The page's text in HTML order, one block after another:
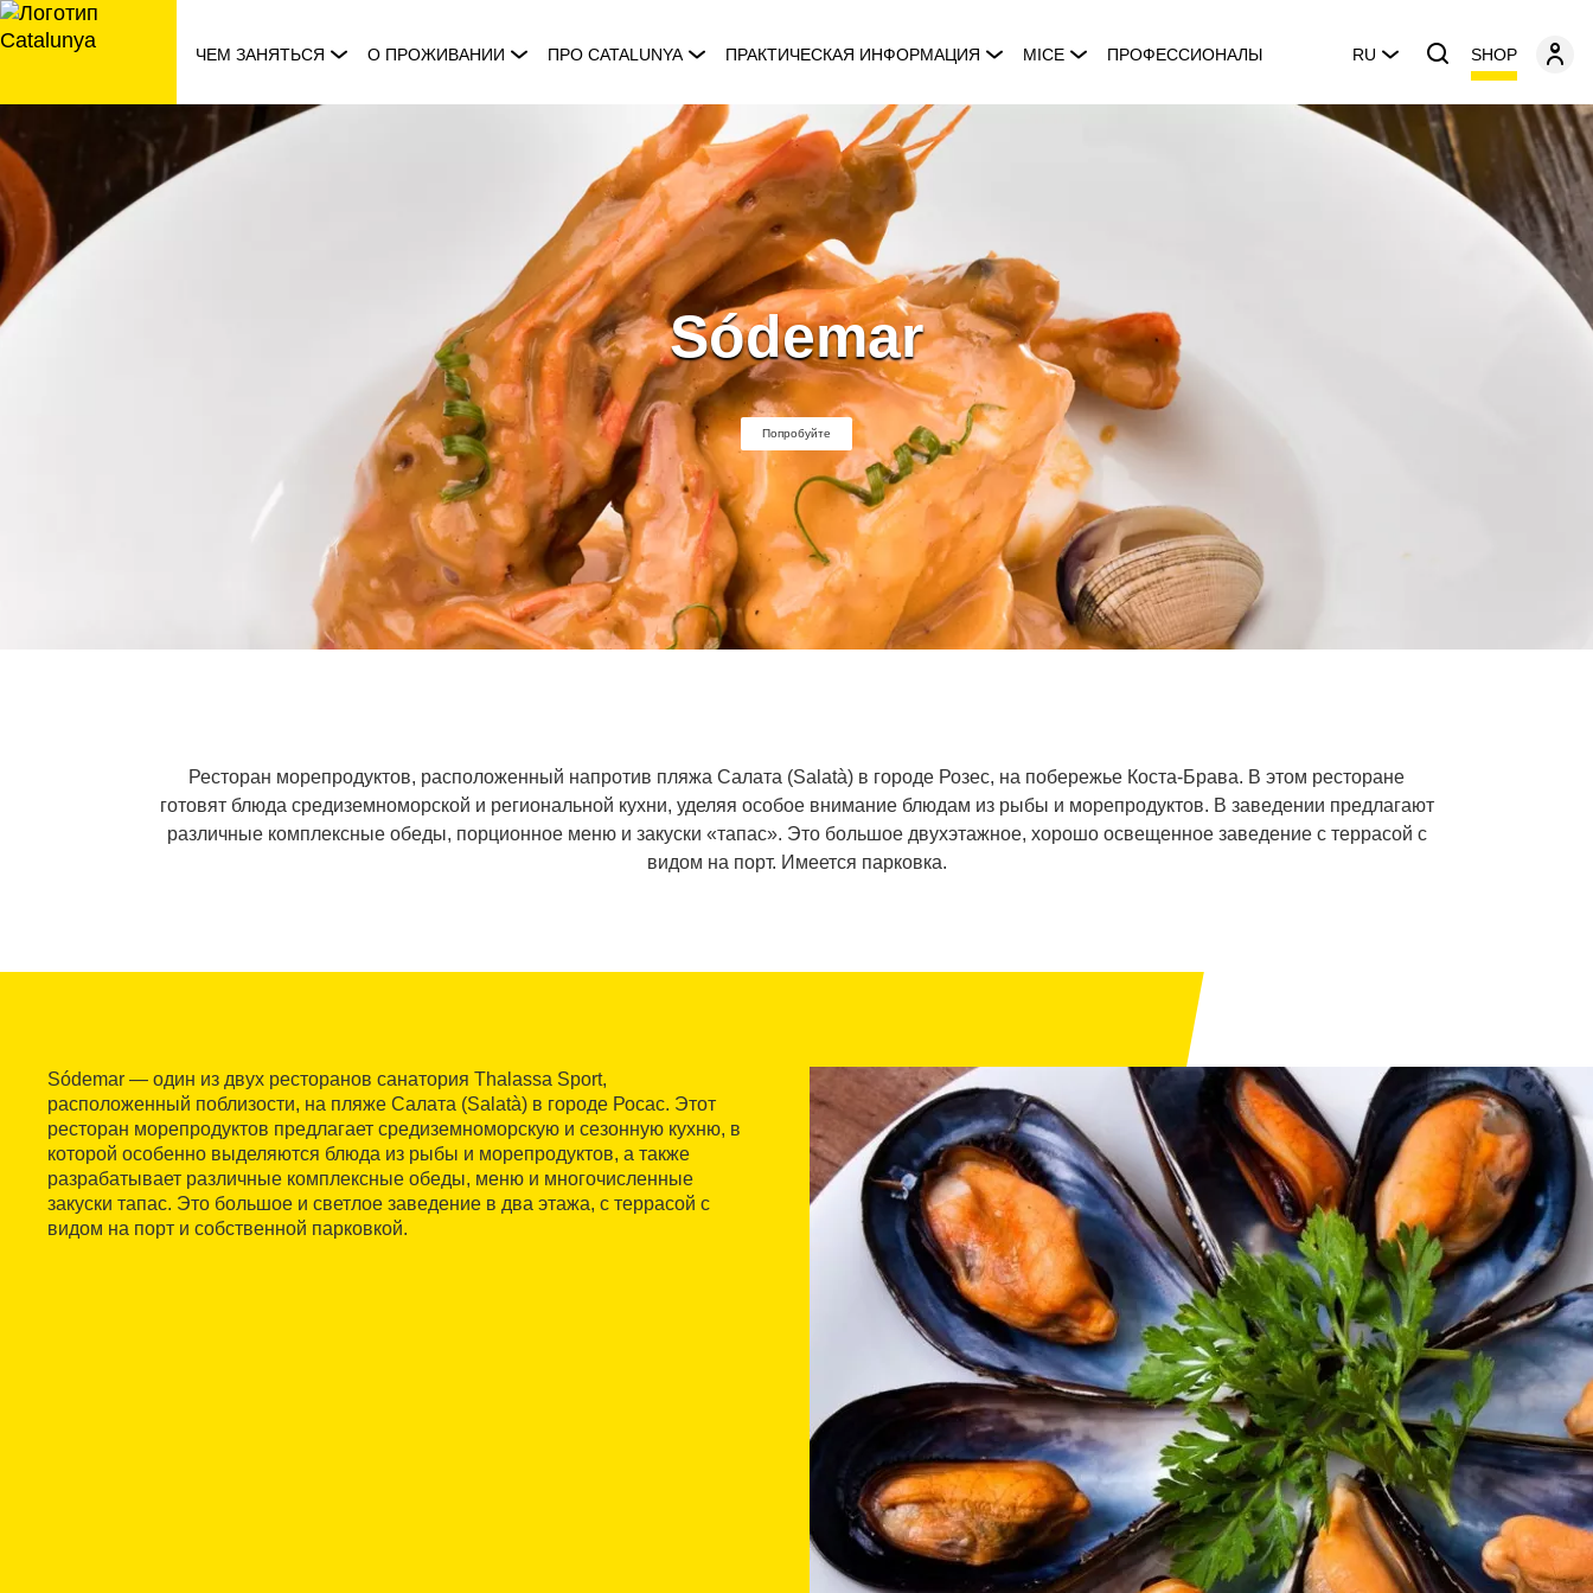
перейти
к
ЧЕМ ЗАНЯТЬСЯ О ПРОЖИВАНИИ ПРО CATALUNYA ПРАКТИЧЕСКАЯ ИНФОРМАЦИЯ MICE ПРОФЕССИОНАЛЫ RU SHOP
Sódemar
Попробуйте
Ресторан морепродуктов, расположенный напротив пляжа Салата (Salatà) в городе Розес, на побережье Коста-Брава. В этом ресторане
готовят блюда средиземноморской и региональной кухни, уделяя особое внимание блюдам из рыбы и морепродуктов. В заведении предлагают
различные комплексные обеды, порционное меню и закуски «тапас». Это большое двухэтажное, хорошо освещенное заведение с террасой с
видом на порт. Имеется парковка.
Sódemar — один из двух ресторанов санатория Thalassa Sport,
расположенный поблизости, на пляже Салата (Salatà) в городе Росас. Этот
ресторан морепродуктов предлагает средиземноморскую и сезонную кухню, в
которой особенно выделяются блюда из рыбы и морепродуктов, а также
разрабатывает различные комплексные обеды, меню и многочисленные
закуски тапас. Это большое и светлое заведение в два этажа, с террасой с
видом на порт и собственной парковкой.